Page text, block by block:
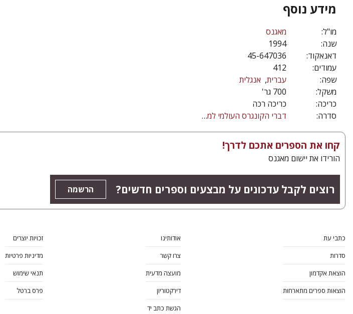
מידע נוסף
מו"ל:
מאגנס
שנה:
1994
דאנאקוד:
45-647036
עמודים:
412
שפה:
עברית אנגלית
משקל:
700 גר'
כריכה:
כריכה רכה
סדרה:
דברי הקונגרס העולמי למדעי היהדות
קחו את הספרים אתכם לדרך!
הורידו את יישום מאגנס
רוצים לקבל עדכונים על מבצעים וספרים חדשים? הרשמה
כתבי עת
סדרות
הוצאת אקדמון
הוצאות ספרים מתארחות
אודותינו
צרו קשר
מועצה מדעית
דירקטוריון
הגשת כתב יד
זכויות יוצרים
מדיניות פרטיות
תנאי שימוש
פרס ברטל